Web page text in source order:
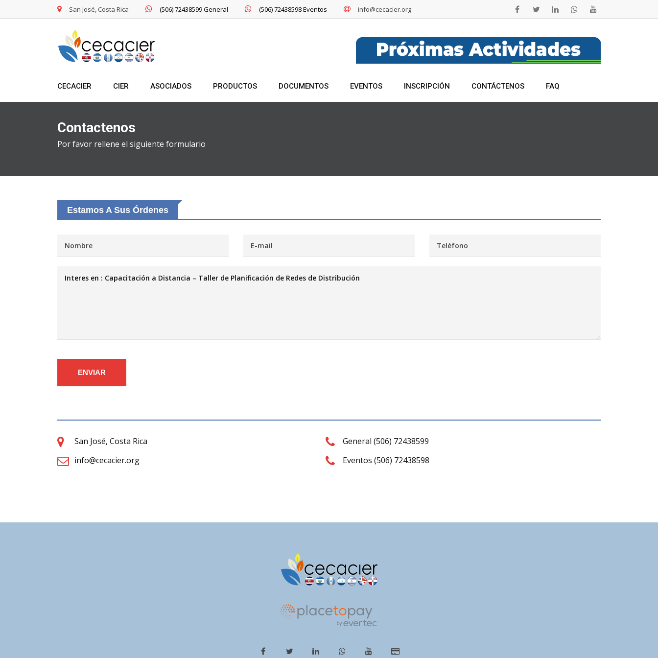
San José, Costa Rica (506) 72438599 General (506) 72438598 Eventos info@cecacier.org
CECACIER CIER ASOCIADOS PRODUCTOS DOCUMENTOS EVENTOS INSCRIPCIÓN CONTÁCTENOS FAQ
Contactenos
Por favor rellene el siguiente formulario
Estamos A Sus Órdenes
ENVIAR
San José, Costa Rica
General (506) 72438599
info@cecacier.org
Eventos (506) 72438598